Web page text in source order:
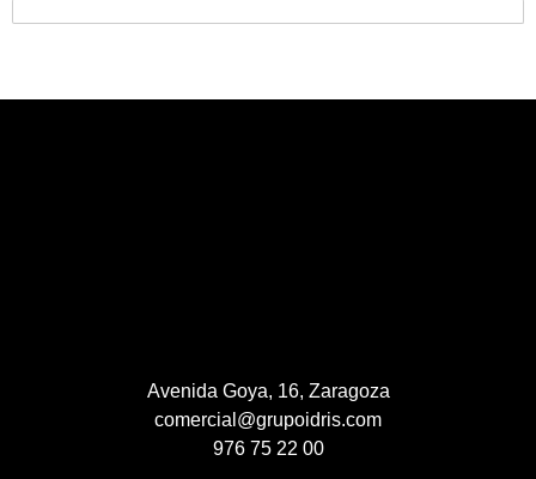
Avenida Goya, 16, Zaragoza
comercial@grupoidris.com
976 75 22 00